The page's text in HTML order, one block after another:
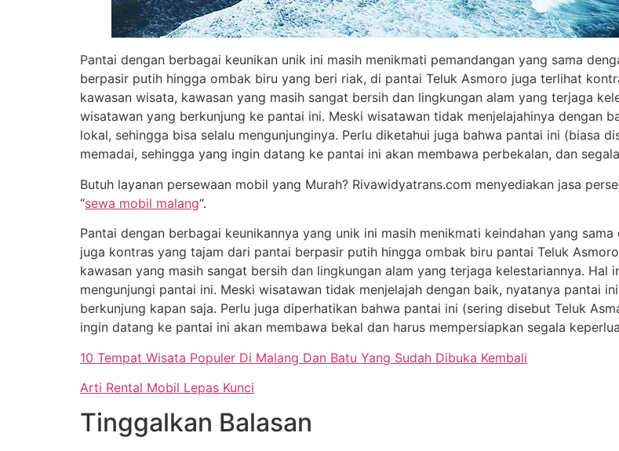
Pantai dengan berbagai keunikan unik ini masih menikmati pemandangan yang sama
berpasir putih hingga ombak biru yang beri riak, di pantai Teluk Asmoro juga terlihat
kawasan wisata, kawasan yang masih sangat bersih dan lingkungan alam yang terjaga
wisatawan yang berkunjung ke pantai ini. Meski wisatawan tidak menjelajahinya dengan
lokal, sehingga bisa selalu mengunjunginya. Perlu diketahui juga bahwa pantai ini (biasa
memadai, sehingga yang ingin datang ke pantai ini akan membawa perbekalan, dan
Butuh layanan persewaan mobil yang Murah? Rivawidyatrans.com menyediakan jasa
“sewa mobil malang“.
Pantai dengan berbagai keunikannya yang unik ini masih menikmati keindahan yang
juga kontras yang tajam dari pantai berpasir putih hingga ombak biru pantai Teluk
kawasan yang masih sangat bersih dan lingkungan alam yang terjaga kelestariannya.
mengunjungi pantai ini. Meski wisatawan tidak menjelajah dengan baik, nyatanya pantai
berkunjung kapan saja. Perlu juga diperhatikan bahwa pantai ini (sering disebut Teluk
ingin datang ke pantai ini akan membawa bekal dan harus mempersiapkan segala
10 Tempat Wisata Populer Di Malang Dan Batu Yang Sudah Dibuka Kembali
Arti Rental Mobil Lepas Kunci
Tinggalkan Balasan